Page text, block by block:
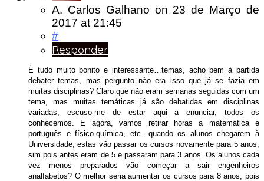
A. Carlos Galhano on 23 de Março de
2017 at 21:45
#
Responder
É tudo muito bonito e interessante…temas, acho bem à partida
debater temas, mas pergunto não era isso que já se fazia em
muitas disciplinas? Claro que não eram semanas seguidas com um
tema, mas muitas temáticas já são debatidas em disciplinas
variadas, escuso-me de estar aqui a enunciar, todos os
conhecemos. E agora, vamos retirar horas a matemática e
português e físico-química, etc…quando os alunos chegarem à
Universidade, estas vão passar os cursos novamente para 5 anos,
sim pois antes eram de 5 e passaram para 3 anos. Os alunos cada
vez menos preparados vão começar a sair engenheiros
analfabetos? O melhor seria aumentar os cursos para 8 anos, pois